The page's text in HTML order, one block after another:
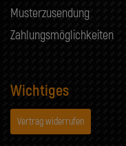
Musterzusendung
Zahlungsmöglichkeiten
Wichtiges
Vertrag widerrufen